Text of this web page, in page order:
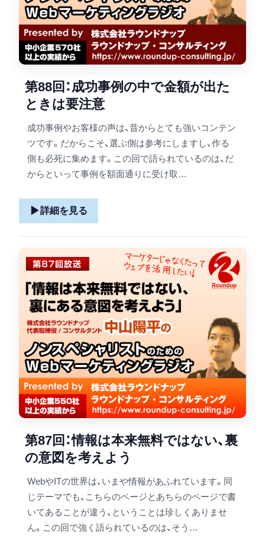
第88回：成功事例の中で金額が出た
ときは要注意
成功事例やお客様の声は、昔からとても強いコンテン
ツです。だからこそ、選ぶ側は参考にしますし、作る
側も必死に集めます。この回で語られているのは、だ
からといって事例を額面通りに受け取…
▶詳細を見る
第87回：情報は本来無料ではない、裏
の意図を考えよう
WebやITの世界は、いまや情報があふれています。同
じテーマでも、こちらのページとあちらのページで書
いてあることが違う、ということは珍しくありませ
ん。この回で強く語られているのは、そう…